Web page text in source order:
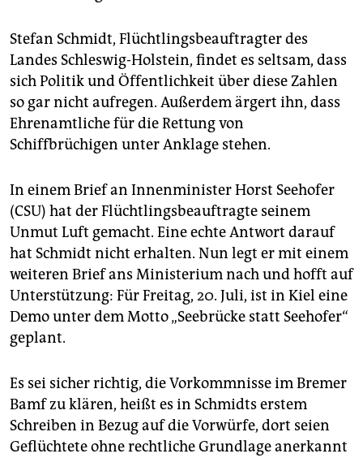
Stefan Schmidt, Flüchtlingsbeauftragter des
Landes Schleswig-Holstein, findet es seltsam, dass
sich Politik und Öffentlichkeit über diese Zahlen
so gar nicht aufregen. Außerdem ärgert ihn, dass
Ehrenamtliche für die Rettung von
Schiffbrüchigen unter Anklage stehen.
In einem Brief an Innenminister Horst Seehofer
(CSU) hat der Flüchtlingsbeauftragte seinem
Unmut Luft gemacht. Eine echte Antwort darauf
hat Schmidt nicht erhalten. Nun legt er mit einem
weiteren Brief ans Ministerium nach und hofft auf
Unterstützung: Für Freitag, 20. Juli, ist in Kiel eine
Demo unter dem Motto „Seebrücke statt Seehofer“
geplant.
Es sei sicher richtig, die Vorkommnisse im Bremer
Bamf zu klären, heißt es in Schmidts erstem
Schreiben in Bezug auf die Vorwürfe, dort seien
Geflüchtete ohne rechtliche Grundlage anerkannt